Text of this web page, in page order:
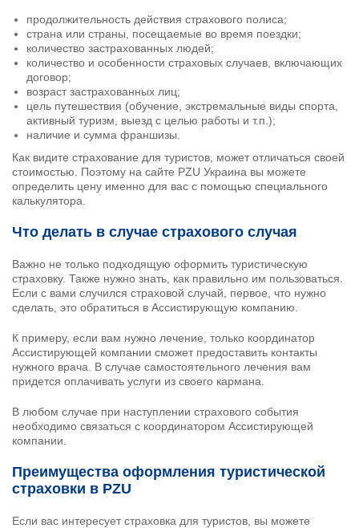
продолжительность действия страхового полиса;
страна или страны, посещаемые во время поездки;
количество застрахованных людей;
количество и особенности страховых случаев, включающих
договор;
возраст застрахованных лиц;
цель путешествия (обучение, экстремальные виды спорта,
активный туризм, выезд с целью работы и т.п.);
наличие и сумма франшизы.
Как видите страхование для туристов, может отличаться своей
стоимостью. Поэтому на сайте PZU Украина вы можете
определить цену именно для вас с помощью специального
калькулятора.
Что делать в случае страхового случая
Важно не только подходящую оформить туристическую
страховку. Также нужно знать, как правильно им пользоваться.
Если с вами случился страховой случай, первое, что нужно
сделать, это обратиться в Ассистирующую компанию.
К примеру, если вам нужно лечение, только координатор
Ассистирующей компании сможет предоставить контакты
нужного врача. В случае самостоятельного лечения вам
придется оплачивать услуги из своего кармана.
В любом случае при наступлении страхового события
необходимо связаться с координатором Ассистирующей
компании.
Преимущества оформления туристической
страховки в PZU
Если вас интересует страховка для туристов, вы можете